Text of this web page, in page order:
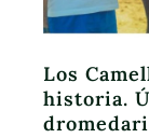
Los
historia.